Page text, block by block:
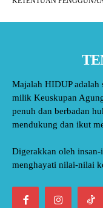
Majalah HIDUP
milik Keuskupan
penuh dan berbadan
mendukung dan ikut
Digerakkan oleh
menghayati nilai-nilai